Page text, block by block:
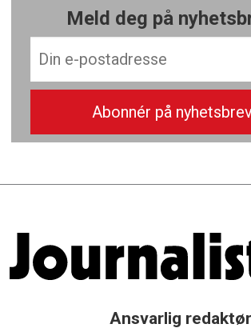
Meld deg på
Ansvarlig